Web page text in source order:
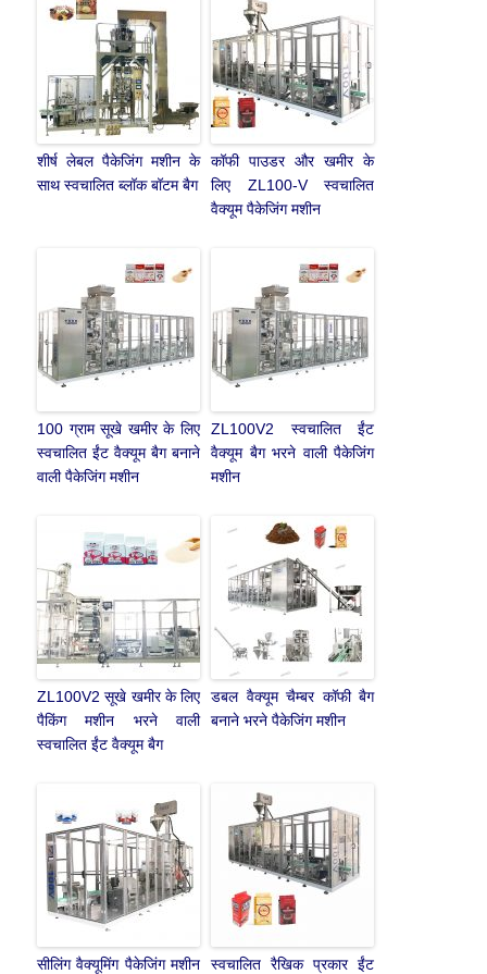
शीर्ष लेबल पैकेजिंग मशीन के
साथ स्वचालित ब्लॉक बॉटम बैग
कॉफी पाउडर और खमीर के
लिए ZL100-V स्वचालित
वैक्यूम पैकेजिंग मशीन
100 ग्राम सूखे खमीर के लिए
स्वचालित ईंट वैक्यूम बैग बनाने
वाली पैकेजिंग मशीन
ZL100V2 स्वचालित ईंट
वैक्यूम बैग भरने वाली पैकेजिंग
मशीन
ZL100V2 सूखे खमीर के लिए
पैकिंग मशीन भरने वाली
स्वचालित ईंट वैक्यूम बैग
डबल वैक्यूम चैम्बर कॉफी बैग
बनाने भरने पैकेजिंग मशीन
सीलिंग वैक्यूमिंग पैकेजिंग मशीन
स्वचालित रैखिक प्रकार ईंट